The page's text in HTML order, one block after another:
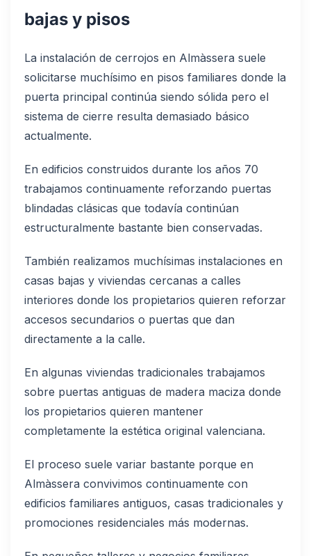
bajas y pisos
La instalación de cerrojos en Almàssera suele
solicitarse muchísimo en pisos familiares donde la
puerta principal continúa siendo sólida pero el
sistema de cierre resulta demasiado básico
actualmente.
En edificios construidos durante los años 70
trabajamos continuamente reforzando puertas
blindadas clásicas que todavía continúan
estructuralmente bastante bien conservadas.
También realizamos muchísimas instalaciones en
casas bajas y viviendas cercanas a calles
interiores donde los propietarios quieren reforzar
accesos secundarios o puertas que dan
directamente a la calle.
En algunas viviendas tradicionales trabajamos
sobre puertas antiguas de madera maciza donde
los propietarios quieren mantener
completamente la estética original valenciana.
El proceso suele variar bastante porque en
Almàssera convivimos continuamente con
edificios familiares antiguos, casas tradicionales y
promociones residenciales más modernas.